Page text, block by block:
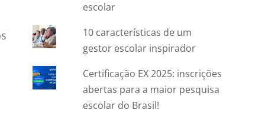
escolar
10 características de um
gestor escolar inspirador
Certificação EX 2025: inscrições
abertas para a maior pesquisa
escolar do Brasil!